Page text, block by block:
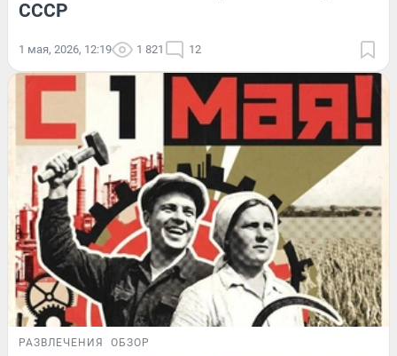
СССР
1 мая, 2026, 12:19 1 821 12
РАЗВЛЕЧЕНИЯ ОБЗОР